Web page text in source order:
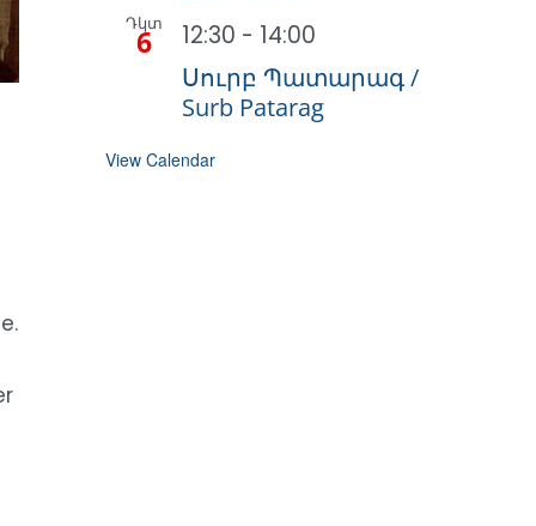
Դկտ
6 12:30 - 14:00
Սուրբ Պատարագ /
Surb Patarag
View Calendar